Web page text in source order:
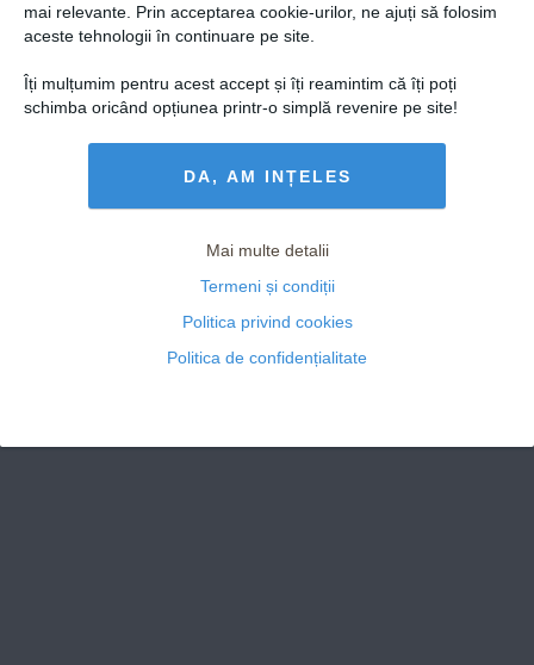
mai relevante. Prin acceptarea cookie-urilor, ne ajuți să folosim
aceste tehnologii în continuare pe site.
Îți mulțumim pentru acest accept și îți reamintim că îți poți
schimba oricând opțiunea printr-o simplă revenire pe site!
DA, AM INȚELES
Mai multe detalii
Termeni și condiții
Politica privind cookies
Politica de confidențialitate
Politica de confidențialitate și
© 2026 Ringier Romania. Toate